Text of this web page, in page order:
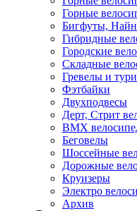
Горные
Бигфуты,
Гибридные
Городские
Складные
Гревелы и
Фэтбайки
Двухподвесы
Дерт, Стрит
BMX
Беговелы
Шоссейные
Дорожные
Круизеры
Электро
Архив